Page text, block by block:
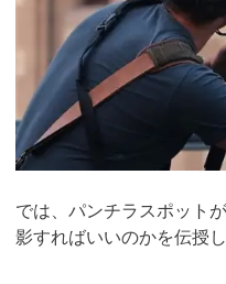
では、パンチラスポット
影すればいいのかを伝授し